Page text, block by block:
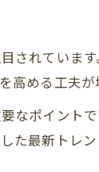
されていま
める工夫が
なポイント
た最新トレ